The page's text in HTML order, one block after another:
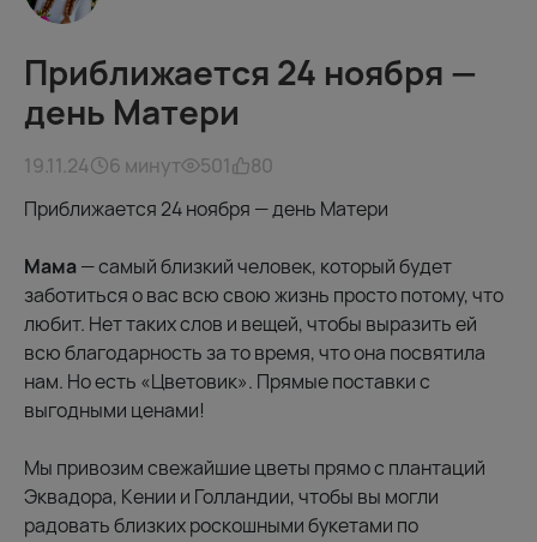
Приближается 24 ноября —
день Матери
19.11.24 6 минут 501
80
Приближается 24 ноября — день Матери
Мама— самый близкий человек, который будет
заботиться о вас всю свою жизнь просто потому, что
любит. Нет таких слов и вещей, чтобы выразить ей
всю благодарность за то время, что она посвятила
нам. Но есть «Цветовик». Прямые поставки с
выгодными ценами!
Мы привозим свежайшие цветы прямо с плантаций
Эквадора, Кении и Голландии, чтобы вы могли
радовать близких роскошными букетами по